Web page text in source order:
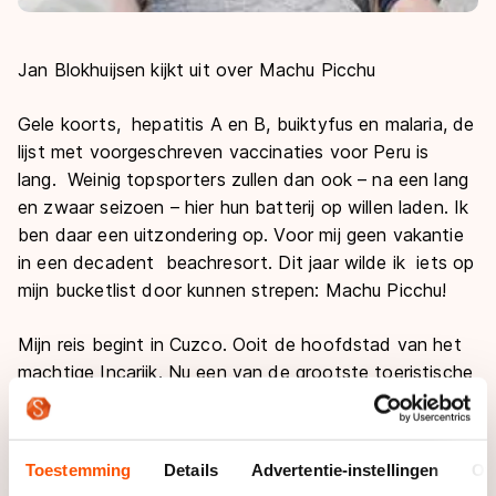
Toestemming Details Advertentie-instellingen
Jan Blokhuijsen kijkt uit over Machu Picchu
Gele koorts, hepatitis A en B, buiktyfus en malaria, de
lijst met voorgeschreven vaccinaties voor Peru is
lang. Weinig topsporters zullen dan ook – na een lang
en zwaar seizoen – hier hun batterij op willen laden. Ik
ben daar een uitzondering op. Voor mij geen vakantie
in een decadent beachresort. Dit jaar wilde ik iets op
mijn bucketlist door kunnen strepen: Machu Picchu!
Mijn reis begint in Cuzco. Ooit de hoofdstad van het
machtige Incarijk. Nu een van de grootste toeristische
trekpleisters van Peru. Met hun
Lonely Planeten
alpaca-souvenirs herken je ze uit duizenden. Ik ben
nichtje Spaans spreekt. Toeristen worden hier namelijk